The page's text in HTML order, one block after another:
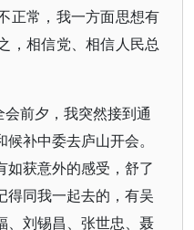
正常，我一方面思想有
，相信党、相信人民总
前夕，我突然接到通
补中委去庐山开会。
如获意外的感受，舒了
得同我一起去的，有吴
、刘锡昌、张世忠、聂